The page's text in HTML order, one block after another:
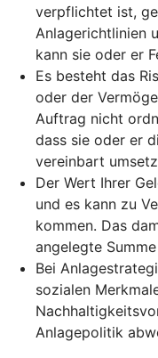
verpflichtet ist,
Anlagerichtlinien
kann sie oder er
Es besteht das
oder der
Auftrag nicht
dass sie oder er
vereinbart
Der Wert Ihrer
und es kann zu
kommen. Das
angelegte
Bei
sozialen
Anlagepolitik